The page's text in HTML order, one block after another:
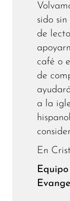
sido
de
café o
de
a la
En